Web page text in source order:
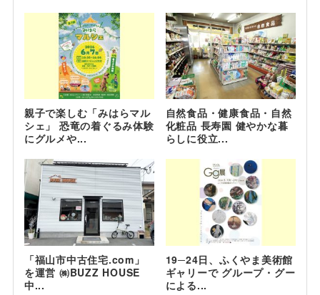
親子で楽しむ「みはらマル
シェ」 恐竜の着ぐるみ体験
にグルメや...
自然食品・健康食品・自然
化粧品 長寿園 健やかな暮
らしに役立...
「福山市中古住宅.com」
を運営 ㈱BUZZ HOUSE
中...
19─24日、ふくやま美術館
ギャリーで グループ・グー
による...